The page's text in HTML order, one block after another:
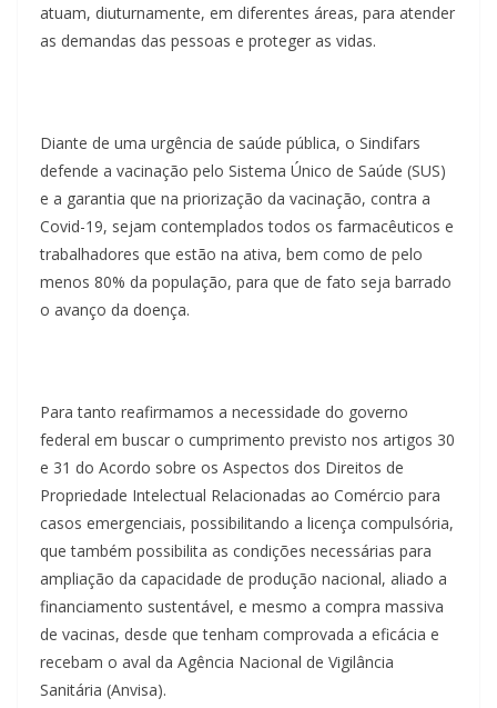
atuam, diuturnamente, em diferentes áreas, para atender
as demandas das pessoas e proteger as vidas.
Diante de uma urgência de saúde pública, o Sindifars
defende a vacinação pelo Sistema Único de Saúde (SUS)
e a garantia que na priorização da vacinação, contra a
Covid-19, sejam contemplados todos os farmacêuticos e
trabalhadores que estão na ativa, bem como de pelo
menos 80% da população, para que de fato seja barrado
o avanço da doença.
Para tanto reafirmamos a necessidade do governo
federal em buscar o cumprimento previsto nos artigos 30
e 31 do Acordo sobre os Aspectos dos Direitos de
Propriedade Intelectual Relacionadas ao Comércio para
casos emergenciais, possibilitando a licença compulsória,
que também possibilita as condições necessárias para
ampliação da capacidade de produção nacional, aliado a
financiamento sustentável, e mesmo a compra massiva
de vacinas, desde que tenham comprovada a eficácia e
recebam o aval da Agência Nacional de Vigilância
Sanitária (Anvisa).